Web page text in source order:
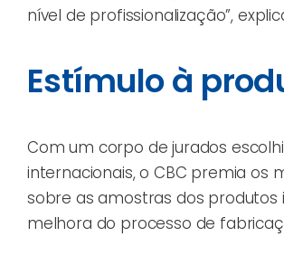
nível de profissionalização”,
Estímulo à
Com um corpo de jurados
internacionais, o CBC premia
sobre as amostras dos produtos
melhora do processo de